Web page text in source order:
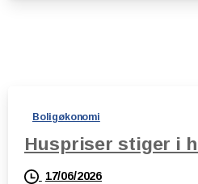
Boligøkonomi
Huspriser stiger i
17/06/2026